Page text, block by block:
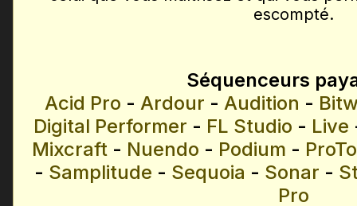
escompté.
Séquenceurs
Acid Pro - Ardour - Audition -
Digital Performer - FL Studio - Live
Mixcraft - Nuendo - Podium -
- Samplitude - Sequoia - Sonar -
Pro